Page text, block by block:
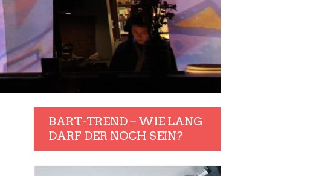
BART-TREND – WIE LANG
DARF DER NOCH SEIN?